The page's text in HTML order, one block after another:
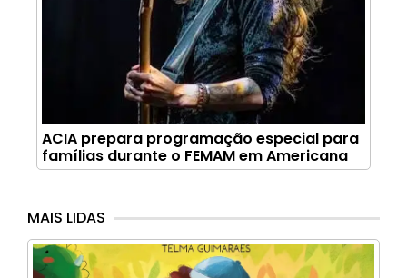
ACIA prepara programação especial para
famílias durante o FEMAM em Americana
MAIS LIDAS